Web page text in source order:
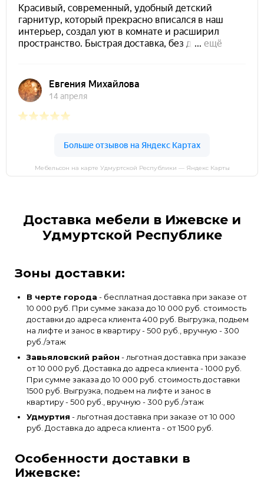
Мебельсон на карте Удмуртской Республики — Яндекс Карты
Доставка мебели в Ижевске и
Удмуртской Республике
Зоны доставки:
В черте города - бесплатная доставка при заказе от
10 000 руб. При сумме заказа до 10 000 руб. стоимость
доставки до адреса клиента 400 руб. Выгрузка, подьем
на лифте и занос в квартиру - 500 руб., вручную - 300
руб./этаж
Завьяловский район - льготная доставка при заказе
от 10 000 руб. Доставка до адреса клиента - 1000 руб.
При сумме заказа до 10 000 руб. стоимость доставки
1500 руб. Выгрузка, подьем на лифте и занос в
квартиру - 500 руб., вручную - 300 руб./этаж
Удмуртия - льготная доставка при заказе от 10 000
руб. Доставка до адреса клиента - от 1500 руб.
Особенности доставки в
Ижевске: